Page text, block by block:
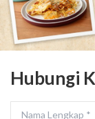
Hubungi